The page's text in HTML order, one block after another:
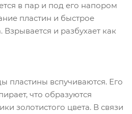
в пар и под его напором
пластин и быстрое
Взрывается и разбухает как
пластины вспучиваются. Его
что образуются
золотистого цвета. В связи